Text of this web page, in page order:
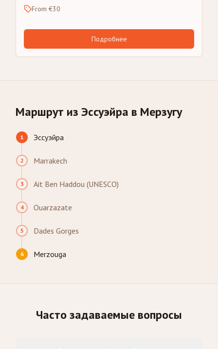
From €30
Подробнее
Маршрут из Эссуэйра в Мерзугу
1 Эссуэйра
2 Marrakech
3 Ait Ben Haddou (UNESCO)
4 Ouarzazate
5 Dades Gorges
6 Merzouga
Часто задаваемые вопросы